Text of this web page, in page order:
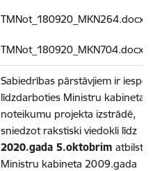
TMNot_180920_MKN264.docx
TMNot_180920_MKN704.docx
Sabiedrības pārstāvjiem ir
līdzdarboties Ministru kabineta
noteikumu projekta izstrādē,
sniedzot rakstiski viedokli līdz
2020.gada 5.oktobrim
Ministru kabineta 2009.gada